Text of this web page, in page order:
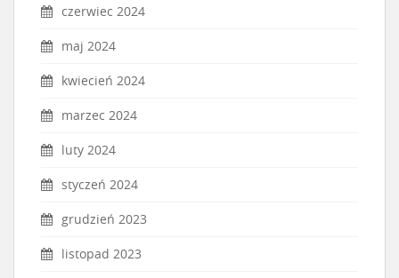
czerwiec 2024
maj 2024
kwiecień 2024
marzec 2024
luty 2024
styczeń 2024
grudzień 2023
listopad 2023